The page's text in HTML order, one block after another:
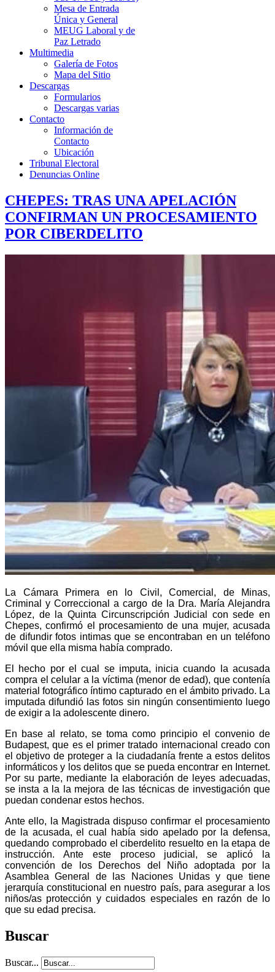
Mesa de Entrada
Única y General
MEUG Laboral y de
Paz Letrado
Multimedia
Galería de Fotos
Mapa del Sitio
Descargas
Formularios
Descargas varias
Contacto
Información de
Contacto
Ubicación
Tribunal Electoral
Denuncias Online
CHEPES: TRAS UNA APELACIÓN
CONFIRMAN UN PROCESAMIENTO
POR CIBERDELITO
La Cámara Primera en lo Civil, Comercial, de Minas,
Criminal y Correccional a cargo de la Dra. María Alejandra
López, de la Quinta Circunscripción Judicial con sede en
Chepes, confirmó el procesamiento de una mujer, acusada
de difundir fotos intimas que se encontraban en un teléfono
móvil que ella misma había comprado.
El hecho por el cual se imputa, inicia cuando la acusada
compra el celular a la víctima (menor de edad), que contenía
material fotográfico íntimo capturado en el ámbito privado. La
imputada difundió las fotos sin ningún consentimiento luego
de exigir a la adolescente dinero.
En base al relato, se toma como principio el convenio de
Budapest, que es el primer tratado internacional creado con
el objetivo de proteger a la ciudadanía frente a estos delitos
informáticos y los delitos que se pueda encontrar en Internet.
Por su parte, mediante la elaboración de leyes adecuadas,
se insta a la la mejora de las técnicas de investigación que
puedan condenar estos hechos.
Ante ello, la Magistrada dispuso confirmar el procesamiento
de la acusada, el cual había sido apelado por la defensa,
quedando comprobado el ciberdelito resuelto en la etapa de
instrucción. Ante este proceso judicial, se aplicó la
convención de los Derechos del Niño adoptada por la
Asamblea General de las Naciones Unidas y que tiene
jerarquía constitucional en nuestro país, para asegurar a los
niños/as protección y cuidados especiales en razón de lo
que su edad precisa.
Buscar
Buscar...